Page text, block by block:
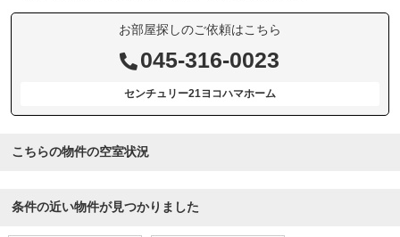
お部屋探しのご依頼はこちら
045-316-0023
センチュリー21ヨコハマホーム
こちらの物件の空室状況
条件の近い物件が見つかりました